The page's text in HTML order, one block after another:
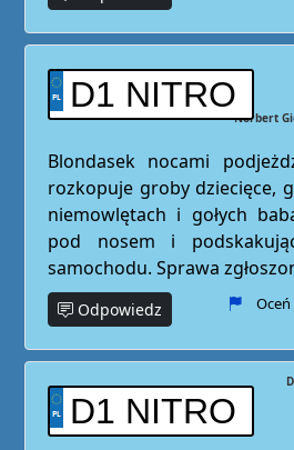
D1 NITRO
Norbert
Blondasek nocami
rozkopuje groby dziecięce,
niemowlętach i gołych
pod nosem i
samochodu. Sprawa
Odpowiedz
D1 NITRO